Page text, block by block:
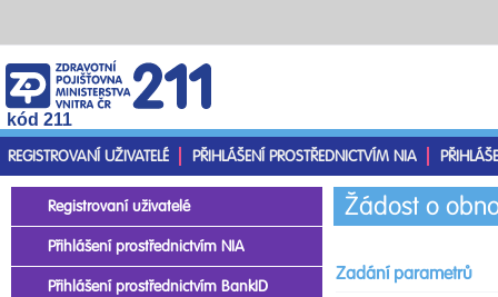
kód 211
REGISTROVANÍ UŽIVATELÉ
PŘIHLÁŠENÍ PROSTŘEDNICTVÍM NIA
Žádost o
Zadání parametrů
Registrovaní uživatelé
Přihlášení prostřednictvím NIA
Přihlášení prostřednictvím BankID